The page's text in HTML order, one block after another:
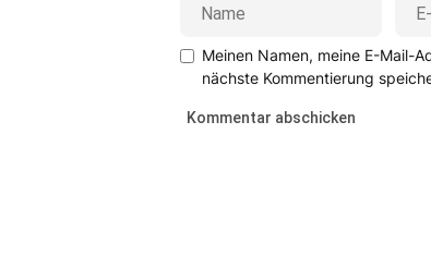
Meinen Namen, meine E-Mail-
nächste Kommentierung